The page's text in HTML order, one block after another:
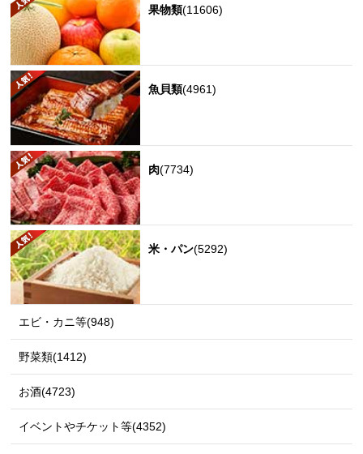
果物類(11606)
魚貝類(4961)
肉(7734)
米・パン(5292)
エビ・カニ等(948)
野菜類(1412)
お酒(4723)
イベントやチケット等(4352)